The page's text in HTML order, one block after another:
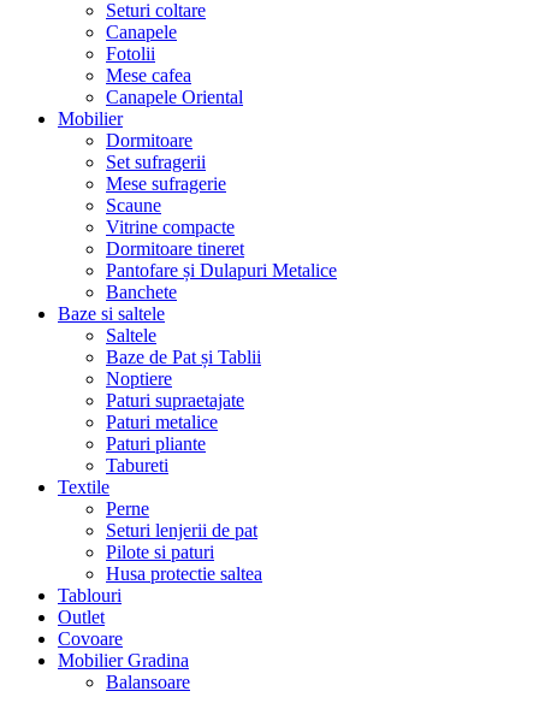
Seturi coltare
Canapele
Fotolii
Mese cafea
Canapele Oriental
Mobilier
Dormitoare
Set sufragerii
Mese sufragerie
Scaune
Vitrine compacte
Dormitoare tineret
Pantofare și Dulapuri Metalice
Banchete
Baze si saltele
Saltele
Baze de Pat și Tablii
Noptiere
Paturi supraetajate
Paturi metalice
Paturi pliante
Tabureti
Textile
Perne
Seturi lenjerii de pat
Pilote si paturi
Husa protectie saltea
Tablouri
Outlet
Covoare
Mobilier Gradina
Balansoare